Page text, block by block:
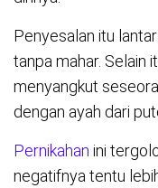
Penyesalan itu
tanpa mahar. Selain
menyangkut
dengan ayah dari
Pernikahan ini
negatifnya tentu